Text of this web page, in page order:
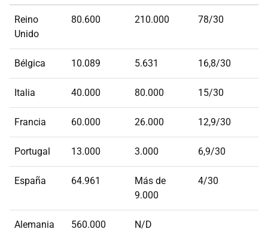
Reino
Unido
80.600 210.000 78/30
Bélgica 10.089 5.631 16,8/30
Italia 40.000 80.000 15/30
Francia 60.000 26.000 12,9/30
Portugal 13.000 3.000 6,9/30
España 64.961
Más de
9.000
4/30
Alemania 560.000 N/D